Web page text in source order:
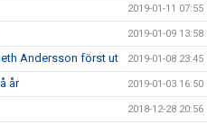
2019-01-11 07:55
2019-01-09 13:58
Andersson först ut 2019-01-08 23:45
år 2019-01-03 16:50
2018-12-28 20:56